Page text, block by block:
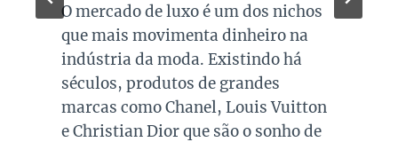
O mercado de luxo é um dos nichos
que mais movimenta dinheiro na
indústria da moda. Existindo há
séculos, produtos de grandes
marcas como Chanel, Louis Vuitton
e Christian Dior que são o sonho de